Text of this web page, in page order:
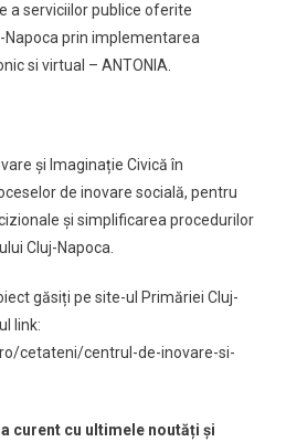
a serviciilor publice oferite
prin implementarea
si virtual – ANTONIA.
și Imaginație Civică în
de inovare socială, pentru
și simplificarea procedurilor
Cluj-Napoca.
găsiți pe site-ul Primăriei Cluj-
link:
cetateni/centrul-de-inovare-si-
curent cu ultimele noutăți și